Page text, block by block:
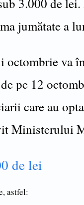
jumătate a
octombrie va
pe 12
care au
Ministerului
de lei
astfel: